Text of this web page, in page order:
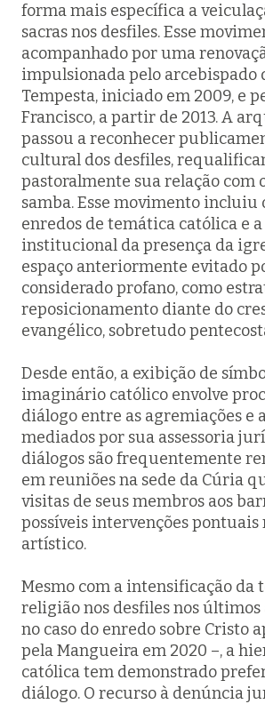
forma mais específica a
sacras nos desfiles. Esse
acompanhado por uma
impulsionada pelo arcebispado
Tempesta, iniciado em 2009, e
Francisco, a partir de 2013. A
passou a reconhecer
cultural dos desfiles,
pastoralmente sua relação com
samba. Esse movimento incluiu
enredos de temática católica e
institucional da presença da
espaço anteriormente evitado
considerado profano, como
reposicionamento diante do
evangélico, sobretudo
Desde então, a exibição de
imaginário católico envolve
diálogo entre as agremiações e
mediados por sua assessoria
diálogos são frequentemente
em reuniões na sede da Cúria
visitas de seus membros aos
possíveis intervenções pontuais
artístico.
Mesmo com a intensificação da
religião nos desfiles nos últimos
no caso do enredo sobre Cristo
pela Mangueira em 2020 –, a
católica tem demonstrado
diálogo. O recurso à denúncia